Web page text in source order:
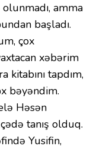
amma
başladı.
çox
xəbərim
kitabını tapdım,
bəyəndim.
Həsən
tanış olduq.
Yusifin,